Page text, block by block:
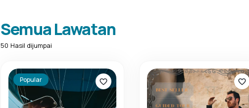
Semua Lawatan
50 Hasil dijumpai
Popular